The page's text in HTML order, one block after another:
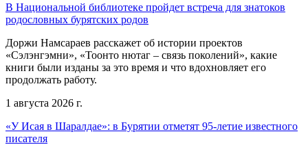
В Национальной библиотеке пройдет встреча для знатоков
родословных бурятских родов
Доржи Намсараев расскажет об истории проектов
«Сэлэнгэмни», «Тоонто нютаг – связь поколений», какие
книги были изданы за это время и что вдохновляет его
продолжать работу.
1 августа 2026 г.
«У Исая в Шаралдае»: в Бурятии отметят 95-летие известного
писателя